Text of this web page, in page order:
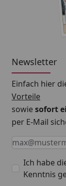
Newsletter
Einfach hier
Vorteile
sowiesofort
per E-Mail
Keine
Eingabe
E-Mail *
Ich habe
Kenntnis